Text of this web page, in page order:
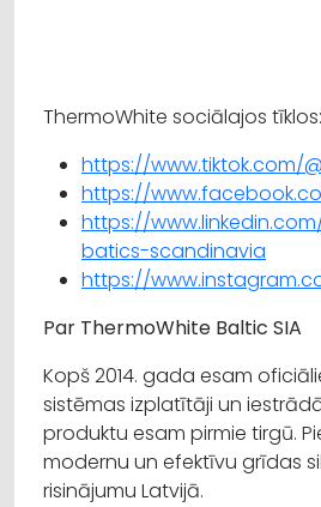
ThermoWhite sociālajos tīklos:
https://www.tiktok.com/
https://
https://
batics-scandinavia
https://
Par ThermoWhite Baltic SIA
Kopš 2014. gada esam
sistēmas izplatītāji un
produktu esam pirmie tirgū.
modernu un efektīvu grīdas
risinājumu Latvijā.